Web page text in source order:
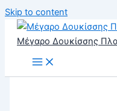
Skip to content
Μέγαρο Δουκίσσης